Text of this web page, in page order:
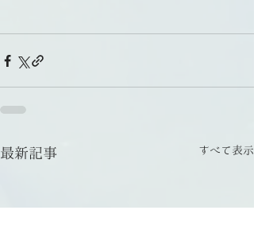
最新記事 すべて表示